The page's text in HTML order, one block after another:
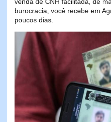
burocracia, você recebe em
poucos dias.